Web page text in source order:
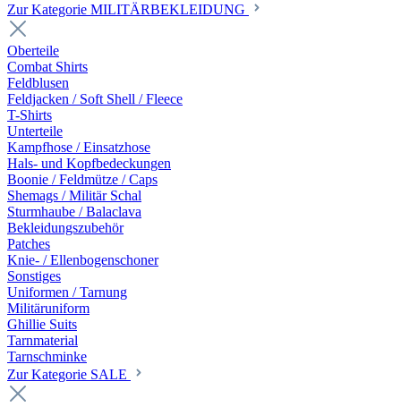
Zur Kategorie MILITÄRBEKLEIDUNG
Oberteile
Combat Shirts
Feldblusen
Feldjacken / Soft Shell / Fleece
T-Shirts
Unterteile
Kampfhose / Einsatzhose
Hals- und Kopfbedeckungen
Boonie / Feldmütze / Caps
Shemags / Militär Schal
Sturmhaube / Balaclava
Bekleidungszubehör
Patches
Knie- / Ellenbogenschoner
Sonstiges
Uniformen / Tarnung
Militäruniform
Ghillie Suits
Tarnmaterial
Tarnschminke
Zur Kategorie SALE